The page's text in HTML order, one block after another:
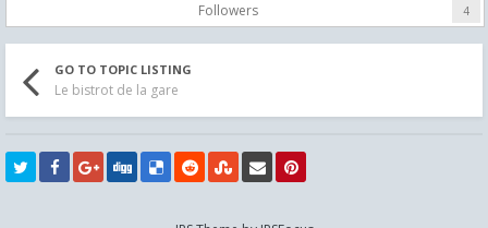
Followers 4
GO TO TOPIC LISTING
Le bistrot de la gare